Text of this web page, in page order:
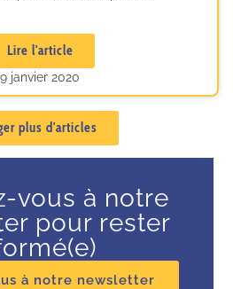
Lire l'article
9 janvier 2020
plus d'articles
vous à notre
pour rester
à notre newsletter